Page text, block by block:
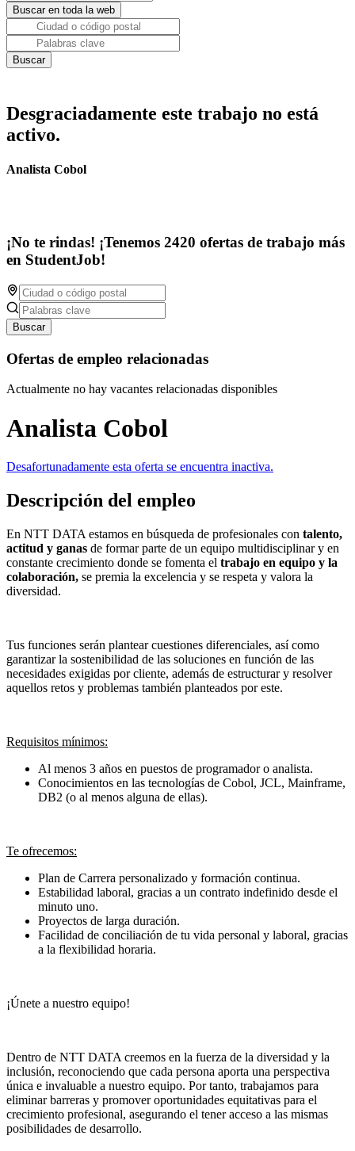
Desgraciadamente este trabajo no está
activo.
Analista Cobol
¡No te rindas! ¡Tenemos 2420 ofertas de trabajo más
en StudentJob!
Buscar
Ofertas de empleo relacionadas
Actualmente no hay vacantes relacionadas disponibles
Analista Cobol
Desafortunadamente esta oferta se encuentra inactiva.
Descripción del empleo
En NTT DATA estamos en búsqueda de profesionales con talento,
actitud y ganas de formar parte de un equipo multidisciplinar y en
constante crecimiento donde se fomenta el trabajo en equipo y la
colaboración, se premia la excelencia y se respeta y valora la
diversidad.
Tus funciones serán plantear cuestiones diferenciales, así como
garantizar la sostenibilidad de las soluciones en función de las
necesidades exigidas por cliente, además de estructurar y resolver
aquellos retos y problemas también planteados por este.
Requisitos mínimos:
Al menos 3 años en puestos de programador o analista.
Conocimientos en las tecnologías de Cobol, JCL, Mainframe,
DB2 (o al menos alguna de ellas).
Te ofrecemos:
Plan de Carrera personalizado y formación continua.
Estabilidad laboral, gracias a un contrato indefinido desde el
minuto uno.
Proyectos de larga duración.
Facilidad de conciliación de tu vida personal y laboral, gracias
a la flexibilidad horaria.
¡Únete a nuestro equipo!
Dentro de NTT DATA creemos en la fuerza de la diversidad y la
inclusión, reconociendo que cada persona aporta una perspectiva
única e invaluable a nuestro equipo. Por tanto, trabajamos para
eliminar barreras y promover oportunidades equitativas para el
crecimiento profesional, asegurando el tener acceso a las mismas
posibilidades de desarrollo.